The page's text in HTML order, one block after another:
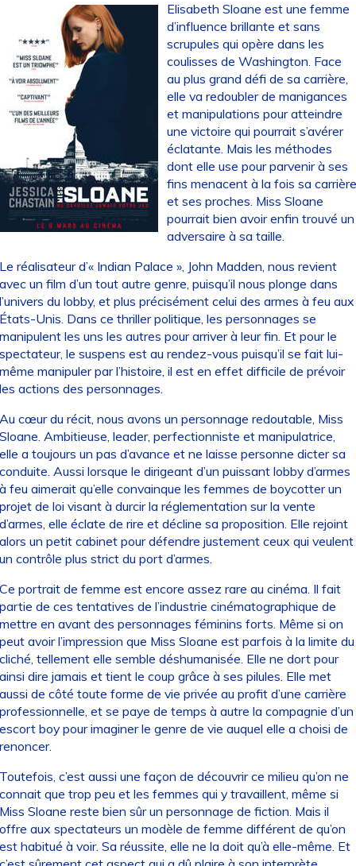
Elisabeth Sloane est une femme
d’influence brillante et sans
scrupules qui opère dans les
coulisses de Washington. Face
au plus grand défi de sa carrière,
elle va redoubler de manigances
et manipulations pour atteindre
une victoire qui pourrait s’avérer
éclatante. Mais les méthodes
dont elle use pour parvenir à ses
fins menacent à la fois sa
et ses proches. Miss Sloane
pourrait bien avoir enfin trouvé un
adversaire à sa taille.
réalisateur d’« Indian Palace », John Madden, nous revient
un film d’un tout autre genre, puisqu’il nous plonge dans
du lobby, et plus précisément celui des armes à feu aux
Unis. Dans ce thriller politique, les personnages se
les uns les autres pour arriver à leur fin. Et pour le
le suspens est au rendez-vous puisqu’il se fait lui-
manipuler par l’histoire, il est en effet difficile de prévoir
actions des personnages.
cœur du récit, nous avons un personnage redoutable, Miss
Ambitieuse, leader, perfectionniste et manipulatrice,
a toujours un pas d’avance et ne laisse personne dicter sa
Aussi lorsque le dirigeant d’un puissant lobby d’armes
feu aimerait qu’elle convainque les femmes de boycotter un
de loi visant à durcir la réglementation sur la vente
elle éclate de rire et décline sa proposition. Elle rejoint
un petit cabinet pour défendre justement ceux qui veulent
contrôle plus strict du port d’armes.
portrait de femme est encore assez rare au cinéma. Il fait
de ces tentatives de l’industrie cinématographique de
en avant des personnages féminins forts. Même si on
avoir l’impression que Miss Sloane est parfois à la limite du
tellement elle semble déshumanisée. Elle ne dort pour
dire jamais et tient le coup grâce à ses pilules. Elle met
de côté toute forme de vie privée au profit d’une carrière
et se paye de temps à autre la compagnie d’un
boy pour imaginer le genre de vie auquel elle a choisi de
c’est aussi une façon de découvrir ce milieu qu’on ne
que trop peu et les femmes qui y travaillent, même si
Sloane reste bien sûr un personnage de fiction. Mais il
aux spectateurs un modèle de femme différent de qu’on
habitué à voir. Sa réussite, elle ne la doit qu’à elle-même. Et